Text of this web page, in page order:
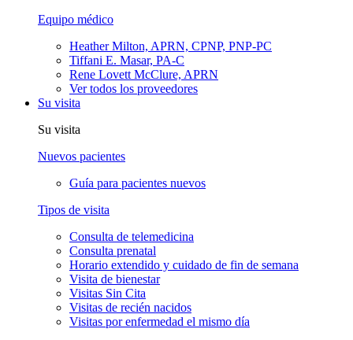
Equipo médico
Heather Milton, APRN, CPNP, PNP-PC
Tiffani E. Masar, PA-C
Rene Lovett McClure, APRN
Ver todos los proveedores
Su visita
Su visita
Nuevos pacientes
Guía para pacientes nuevos
Tipos de visita
Consulta de telemedicina
Consulta prenatal
Horario extendido y cuidado de fin de semana
Visita de bienestar
Visitas Sin Cita
Visitas de recién nacidos
Visitas por enfermedad el mismo día